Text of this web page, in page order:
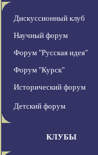
Дискуссионный клуб
Научный форум
Форум "Русская идея"
Форум "Курск"
Исторический форум
Детский форум
КЛУБЫ